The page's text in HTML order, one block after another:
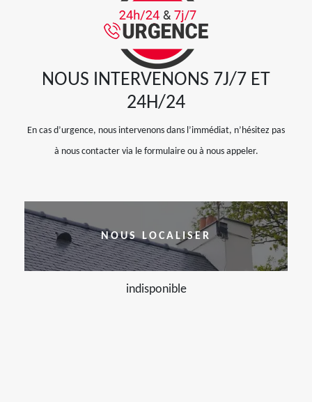
NOUS INTERVENONS 7J/7 ET
24H/24
En cas d’urgence, nous intervenons dans l’immédiat, n’hésitez pas
à nous contacter via le formulaire ou à nous appeler.
NOUS LOCALISER
indisponible